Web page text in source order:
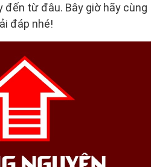
từ đâu. Bây giờ hãy cùng
đáp nhé!